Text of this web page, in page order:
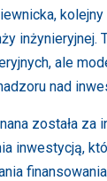
inżynieryjnej.
ale
nad
została za
inwestycją,